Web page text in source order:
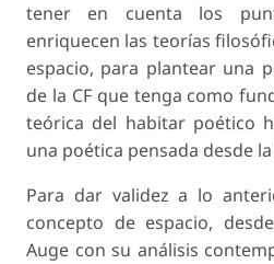
tener en cuenta los
enriquecen las teorías
espacio, para plantear una
de la CF que tenga como
teórica del habitar poético
una poética pensada desde
Para dar validez a lo
concepto de espacio,
Auge con su análisis